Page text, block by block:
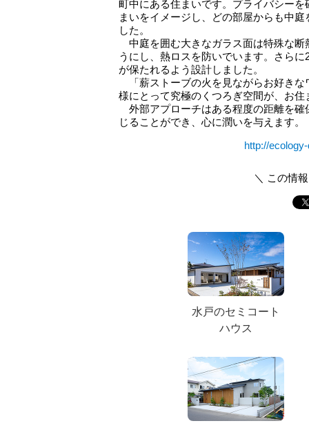
町中にある住まいです。プライバシー
まいをイメージし、どの部屋からも中
した。
中庭を囲む大きなガラス面は特殊な断
うにし、熱ロスを防いでいます。さら
が保たれるよう設計しました。
「薪ストーブの火を見ながらお好きな
様にとって究極のくつろぎ空間が、お
外部アプローチはある程度の距離を確
じることができ、心に潤いを与えます。
http://
＼ この情
水戸のセミコート
ハウス